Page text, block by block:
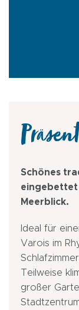
Schönes
eingebettet
Meerblick.
Ideal für
Varois im
Teilweise
großer